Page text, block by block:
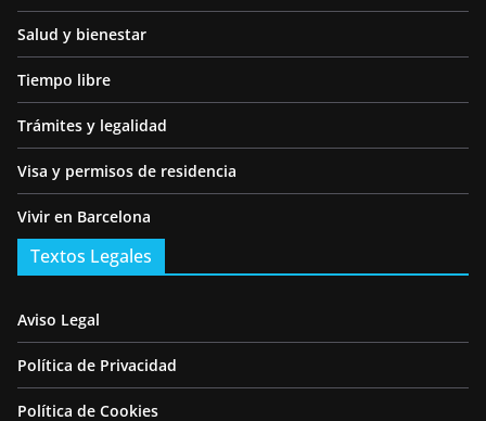
Salud y bienestar
Tiempo libre
Trámites y legalidad
Visa y permisos de residencia
Vivir en Barcelona
Textos Legales
Aviso Legal
Política de Privacidad
Política de Cookies